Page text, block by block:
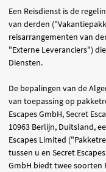
Een Reisdienst is de
van derden
reisarrangementen van
"Externe Leveranciers")
Diensten.
De bepalingen van de
van toepassing op
Escapes GmbH, Secret
10963 Berlijn, Duitsland,
Escapes Limited
tussen u en Secret
GmbH biedt twee soorten